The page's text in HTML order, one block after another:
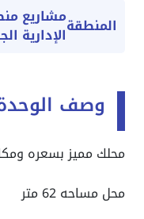
المنطقةمشاريع
الإدارية
وصف
محلك مميز بسعره
محل مساحه 62 متر